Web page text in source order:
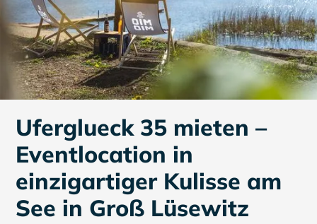
Uferglueck 35 mieten –
Eventlocation in
einzigartiger Kulisse am
See in Groß Lüsewitz